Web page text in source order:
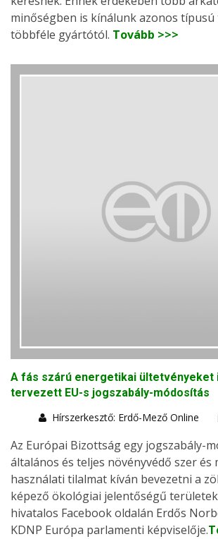
minőségben is kínálunk azonos
többféle gyártótól. Tovább >>>
A fás szárú energetikai ültetvényeket
tervezett EU-s jogszabály-módosítás
Hírszerkesztő: Erdő-Mező Online
Az Európai Bizottság egy jogszabály-
általános és teljes növényvédő szer és
használati tilalmat kíván bevezetni a
képező ökológiai jelentőségű
hivatalos Facebook oldalán Erdős
KDNP Európa parlamenti képviselője.